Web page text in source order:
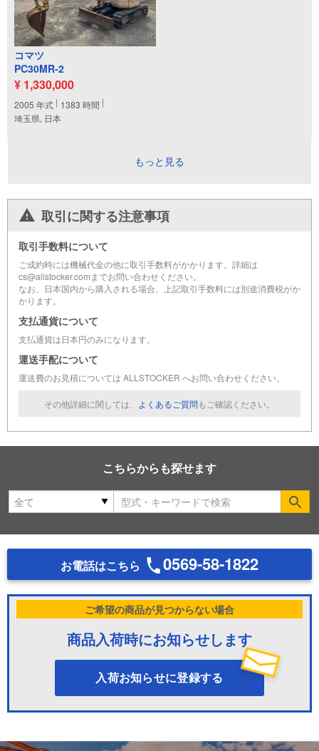
コマツ
PC30MR-2
¥ 1,330,000
2005 年式 1383 時間
埼玉県, 日本
もっと見る
取引に関する注意事項
取引手数料について
ご成約時には機械代金の他に取引手数料がかかります。詳細は
cs@allstocker.comまでお問い合わせください。
なお、日本国内から購入される場合、上記取引手数料には別途消費税がか
かります。
支払通貨について
支払通貨は日本円のみになります。
運送手配について
運送費のお見積については ALLSTOCKER へお問い合わせください。
その他詳細に関しては、 よくあるご質問もご確認ください。
こちらからも探せます
お電話はこちら 0569-58-1822
ご希望の商品が見つからない場合
商品入荷時にお知らせします
入荷お知らせに登録する